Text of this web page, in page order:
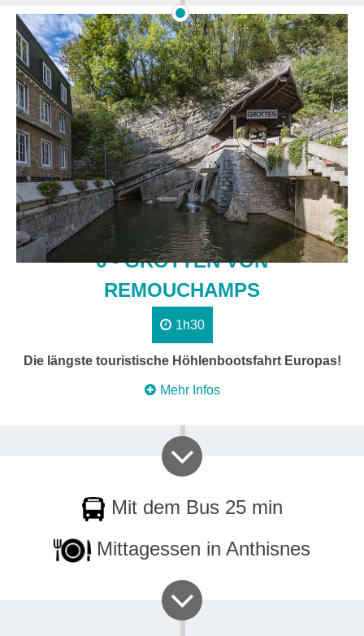
6 - GROTTEN VON
REMOUCHAMPS
1h30
Die längste touristische Höhlenbootsfahrt Europas!
Mehr Infos
Mit dem Bus 25 min
Mittagessen in Anthisnes